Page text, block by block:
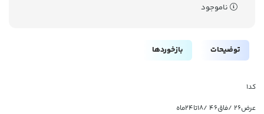
ناموجود
توضیحات بازخوردها
کد1
عرض۲۶ /فاق۴۶ /۱۸تا۲۴ماه